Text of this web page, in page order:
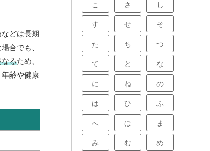
どは長期
合でも、
るため、
齢や健康
こ さ し
す せ そ
た ち つ
て と な
に ね の
は ひ ふ
へ ほ ま
み む め